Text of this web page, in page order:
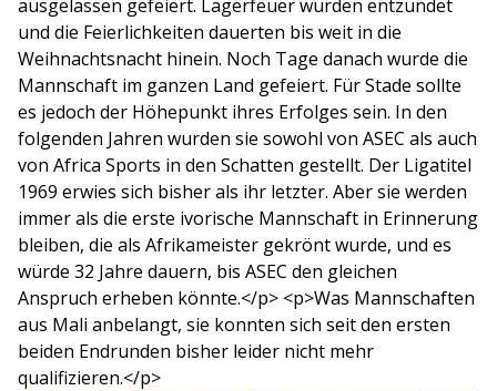
ausgelassen gefeiert. Lagerfeuer wurden entzündet
und die Feierlichkeiten dauerten bis weit in die
Weihnachtsnacht hinein. Noch Tage danach wurde die
Mannschaft im ganzen Land gefeiert. Für Stade sollte
es jedoch der Höhepunkt ihres Erfolges sein. In den
folgenden Jahren wurden sie sowohl von ASEC als auch
von Africa Sports in den Schatten gestellt. Der Ligatitel
1969 erwies sich bisher als ihr letzter. Aber sie werden
immer als die erste ivorische Mannschaft in Erinnerung
bleiben, die als Afrikameister gekrönt wurde, und es
würde 32 Jahre dauern, bis ASEC den gleichen
Anspruch erheben könnte.</p> <p>Was Mannschaften
aus Mali anbelangt, sie konnten sich seit den ersten
beiden Endrunden bisher leider nicht mehr
qualifizieren.</p>